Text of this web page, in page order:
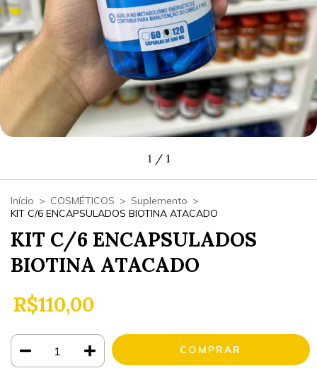
1 / 1
Início > COSMÉTICOS > Suplemento >
KIT C/6 ENCAPSULADOS BIOTINA ATACADO
KIT C/6 ENCAPSULADOS
BIOTINA ATACADO
R$110,00